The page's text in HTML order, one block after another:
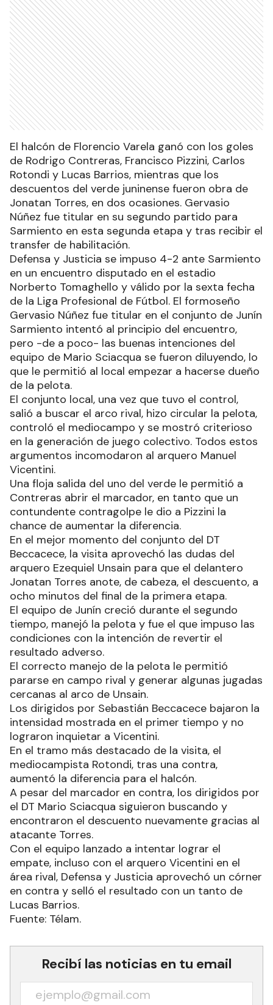
El halcón de Florencio Varela ganó con los goles
de Rodrigo Contreras, Francisco Pizzini, Carlos
Rotondi y Lucas Barrios, mientras que los
descuentos del verde juninense fueron obra de
Jonatan Torres, en dos ocasiones. Gervasio
Núñez fue titular en su segundo partido para
Sarmiento en esta segunda etapa y tras recibir el
transfer de habilitación.
Defensa y Justicia se impuso 4-2 ante Sarmiento
en un encuentro disputado en el estadio
Norberto Tomaghello y válido por la sexta fecha
de la Liga Profesional de Fútbol. El formoseño
Gervasio Núñez fue titular en el conjunto de Junín
Sarmiento intentó al principio del encuentro,
pero -de a poco- las buenas intenciones del
equipo de Mario Sciacqua se fueron diluyendo, lo
que le permitió al local empezar a hacerse dueño
de la pelota.
El conjunto local, una vez que tuvo el control,
salió a buscar el arco rival, hizo circular la pelota,
controló el mediocampo y se mostró criterioso
en la generación de juego colectivo. Todos estos
argumentos incomodaron al arquero Manuel
Vicentini.
Una floja salida del uno del verde le permitió a
Contreras abrir el marcador, en tanto que un
contundente contragolpe le dio a Pizzini la
chance de aumentar la diferencia.
En el mejor momento del conjunto del DT
Beccacece, la visita aprovechó las dudas del
arquero Ezequiel Unsain para que el delantero
Jonatan Torres anote, de cabeza, el descuento, a
ocho minutos del final de la primera etapa.
El equipo de Junín creció durante el segundo
tiempo, manejó la pelota y fue el que impuso las
condiciones con la intención de revertir el
resultado adverso.
El correcto manejo de la pelota le permitió
pararse en campo rival y generar algunas jugadas
cercanas al arco de Unsain.
Los dirigidos por Sebastián Beccacece bajaron la
intensidad mostrada en el primer tiempo y no
lograron inquietar a Vicentini.
En el tramo más destacado de la visita, el
mediocampista Rotondi, tras una contra,
aumentó la diferencia para el halcón.
A pesar del marcador en contra, los dirigidos por
el DT Mario Sciacqua siguieron buscando y
encontraron el descuento nuevamente gracias al
atacante Torres.
Con el equipo lanzado a intentar lograr el
empate, incluso con el arquero Vicentini en el
área rival, Defensa y Justicia aprovechó un córner
en contra y selló el resultado con un tanto de
Lucas Barrios.
Fuente: Télam.
Recibí las noticias en tu email